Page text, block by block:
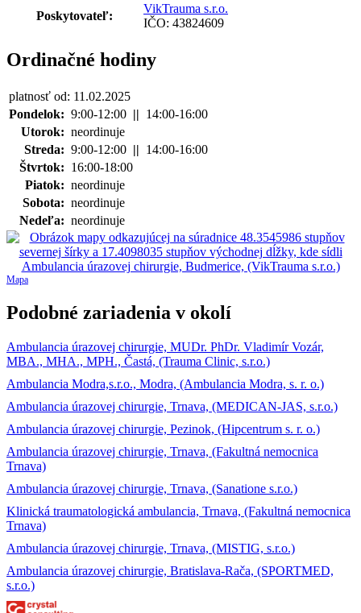
Poskytovateľ:
VikTrauma s.r.o.
IČO: 43824609
Ordinačné hodiny
platnosť od: 11.02.2025
Pondelok: 9:00-12:00 || 14:00-16:00
Utorok: neordinuje
Streda: 9:00-12:00 || 14:00-16:00
Štvrtok: 16:00-18:00
Piatok: neordinuje
Sobota: neordinuje
Nedeľa: neordinuje
Mapa
Podobné zariadenia v okolí
Ambulancia úrazovej chirurgie, MUDr. PhDr. Vladimír Vozár,
MBA., MHA., MPH., Častá, (Trauma Clinic, s.r.o.)
Ambulancia Modra,s.r.o., Modra, (Ambulancia Modra, s. r. o.)
Ambulancia úrazovej chirurgie, Trnava, (MEDICAN-JAS, s.r.o.)
Ambulancia úrazovej chirurgie, Pezinok, (Hipcentrum s. r. o.)
Ambulancia úrazovej chirurgie, Trnava, (Fakultná nemocnica
Trnava)
Ambulancia úrazovej chirurgie, Trnava, (Sanatione s.r.o.)
Klinická traumatologická ambulancia, Trnava, (Fakultná nemocnica
Trnava)
Ambulancia úrazovej chirurgie, Trnava, (MISTIG, s.r.o.)
Ambulancia úrazovej chirurgie, Bratislava-Rača, (SPORTMED,
s.r.o.)